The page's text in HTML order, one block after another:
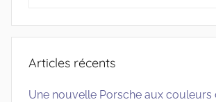
:
Articles récents
Une nouvelle Porsche aux couleurs